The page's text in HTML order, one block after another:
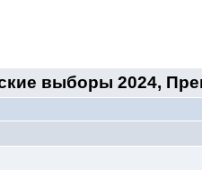
выборы 2024,